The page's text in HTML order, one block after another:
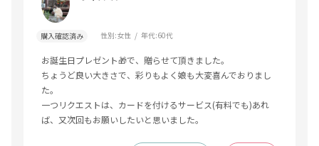
購入確認済み 性別:女性 年代:60代
お誕生日プレゼント🎁で、贈らせて頂きました。
ちょうど良い大きさで、彩りもよく娘も大変喜んでおりまし
た。
一つリクエストは、カードを付けるサービス(有料でも)あれ
ば、又次回もお願いしたいと思いました。